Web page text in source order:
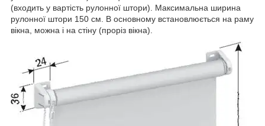
(входить у вартість рулонної штори). Максимальна ширина
рулонної штори 150 см. В основному встановлюється на раму
вікна, можна і на стіну (проріз вікна).